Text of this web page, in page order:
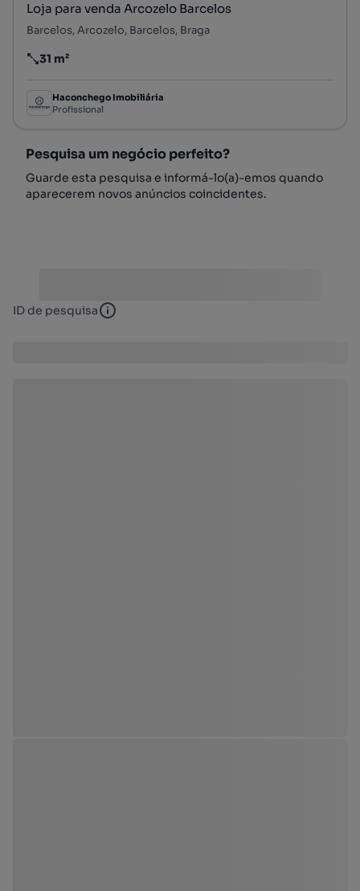
Loja para venda Arcozelo Barcelos
Barcelos, Arcozelo, Barcelos, Braga
Preço por metro quadrado
31 m²
Haconchego Imobiliária
Profissional
Pesquisa um negócio perfeito?
Guarde esta pesquisa e informá-lo(a)-emos quando
aparecerem novos anúncios coincidentes.
ID de pesquisa ID de pesquisa